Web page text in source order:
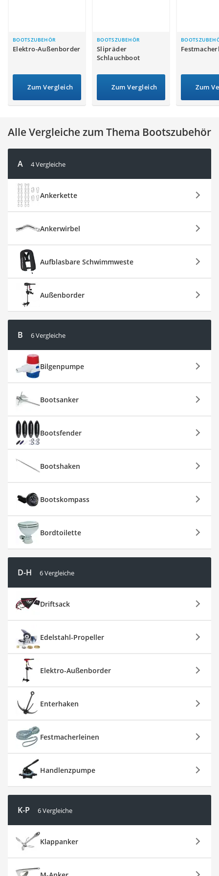
Wagenheber
Service
BOOTSZUBEHÖR
Elektro-Außenborder
Zum Vergleich
BOOTSZUBEHÖR
Slipräder
Schlauchboot
Zum Vergleich Zum
Alle Vergleiche zum Thema Bootszubehör
A 4 Vergleiche
Ankerkette
Ankerwirbel
Aufblasbare Schwimmweste
Außenborder
B 6 Vergleiche
Bilgenpumpe
Bootsanker
Bootsfender
Bootshaken
Bootskompass
Bordtoilette
D-H 6 Vergleiche
Driftsack
Edelstahl-Propeller
Elektro-Außenborder
Enterhaken
Festmacherleinen
Handlenzpumpe
K-P 6 Vergleiche
Klappanker